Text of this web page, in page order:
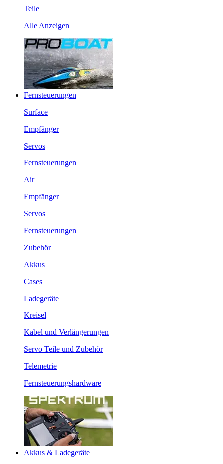
Teile
Alle Anzeigen
Fernsteuerungen
Surface
Empfänger
Servos
Fernsteuerungen
Air
Empfänger
Servos
Fernsteuerungen
Zubehör
Akkus
Cases
Ladegeräte
Kreisel
Kabel und Verlängerungen
Servo Teile und Zubehör
Telemetrie
Fernsteuerungshardware
Akkus & Ladegeräte